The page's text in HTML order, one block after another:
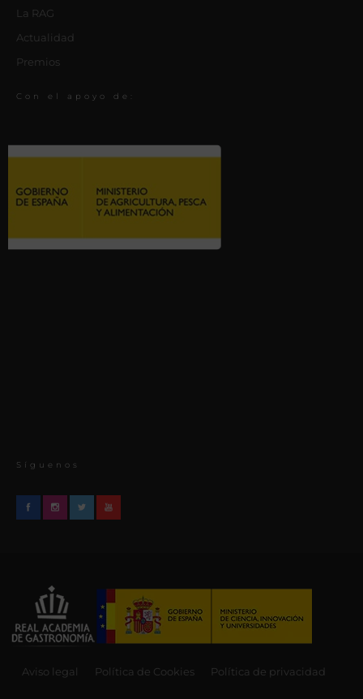
La RAG
Actualidad
Premios
Con el apoyo de:
Síguenos
Aviso legal Política de Cookies Política de privacidad